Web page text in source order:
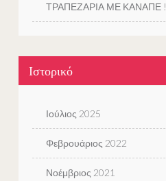
ΤΡΑΠΕΖΑΡΙΑ ΜΕ ΚΑΝΑΠΕ !
Ιστορικό
Ιούλιος 2025
Φεβρουάριος 2022
Νοέμβριος 2021